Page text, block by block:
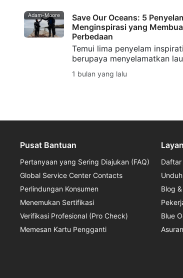
Anda bebas stres.
Adam-Moore
Save Our Oceans: 5
Menginspirasi yang
Perbedaan
Temui lima penyelam
berupaya menyelamatkan
freediving, perlindungan laut,
1 bulan yang lalu
Pusat Bantuan
Pertanyaan yang Sering Diajukan (FAQ)
Global Service Center Contacts
Perlindungan Konsumen
Menemukan Sertifikasi
Verifikasi Profesional (Pro Check)
Memesan Kartu Pengganti
Daftar
Blog
Blue